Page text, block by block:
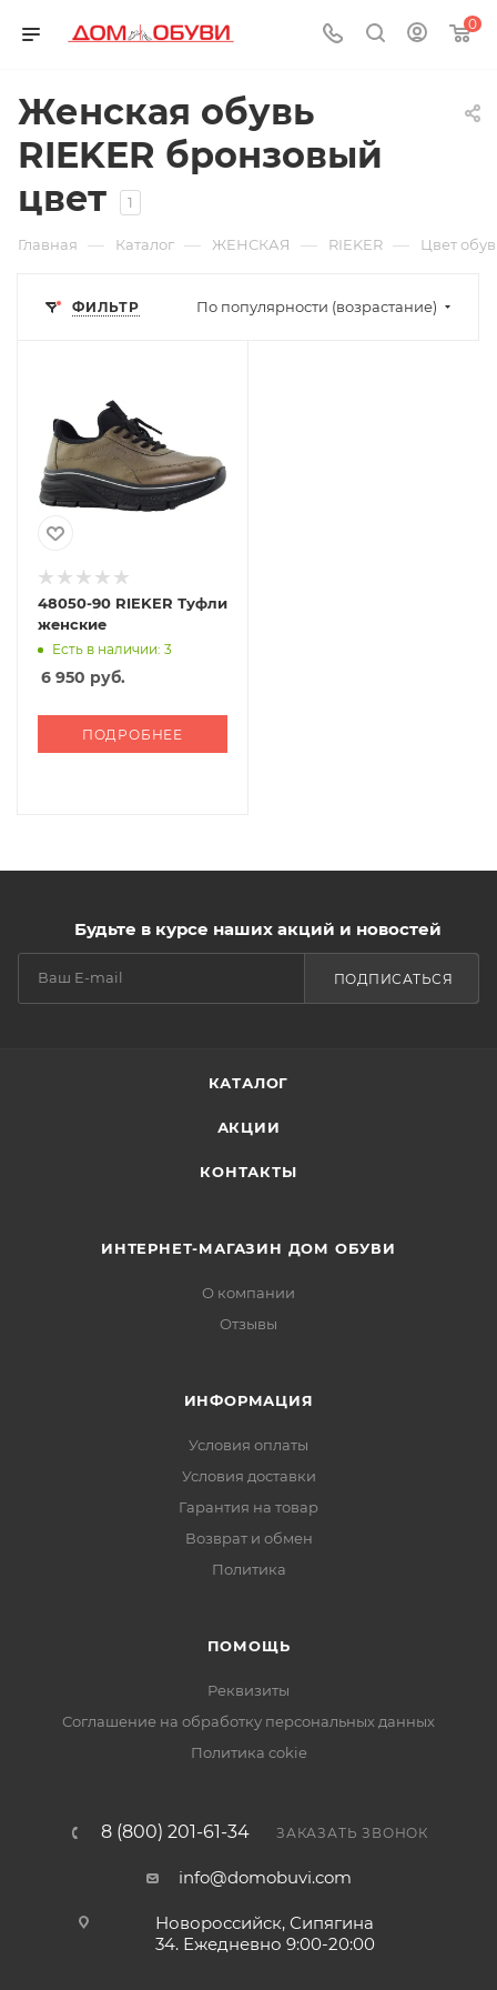
0
Женская обувь
RIEKER бронзовый
цвет
1
Главная — Каталог — ЖЕНСКАЯ — RIEKER — Цвет
ФИЛЬТР По популярности (возрастание)
48050-90 RIEKER Туфли
женские
Есть в наличии: 3
6 950 руб.
ПОДРОБНЕЕ
Будьте в курсе наших акций и новостей
ПОДПИСАТЬСЯ
КАТАЛОГ
АКЦИИ
КОНТАКТЫ
ИНТЕРНЕТ-МАГАЗИН ДОМ ОБУВИ
О компании
Отзывы
ИНФОРМАЦИЯ
Условия оплаты
Условия доставки
Гарантия на товар
Возврат и обмен
Политика
ПОМОЩЬ
Реквизиты
Соглашение на обработку персональных данных
Политика cokie
8 (800) 201-61-34 ЗАКАЗАТЬ ЗВОНОК
info@domobuvi.com
Новороссийск, Сипягина
34. Ежедневно 9:00-20:00